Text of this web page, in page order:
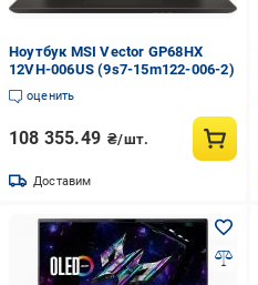
Ноутбук MSI Vector GP68HX
12VH-006US (9s7-15m122-006-2)
оценить
108 355.49 ₴/шт.
Доставим